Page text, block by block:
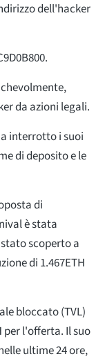
dell'hacker
da azioni legali.
interrotto i suoi
di deposito e le
di
è stata
scoperto a
di 1.467ETH
bloccato (TVL)
per l'offerta. Il suo
ultime 24 ore,